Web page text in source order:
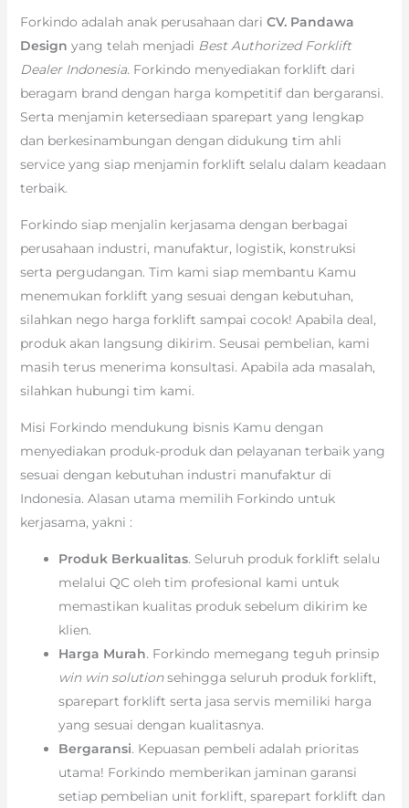
Forkindo adalah anak perusahaan dari CV. Pandawa
Design yang telah menjadi Best Authorized Forklift
Dealer Indonesia. Forkindo menyediakan forklift dari
beragam brand dengan harga kompetitif dan bergaransi.
Serta menjamin ketersediaan sparepart yang lengkap
dan berkesinambungan dengan didukung tim ahli
service yang siap menjamin forklift selalu dalam keadaan
terbaik.
Forkindo siap menjalin kerjasama dengan berbagai
perusahaan industri, manufaktur, logistik, konstruksi
serta pergudangan. Tim kami siap membantu Kamu
menemukan forklift yang sesuai dengan kebutuhan,
silahkan nego harga forklift sampai cocok! Apabila deal,
produk akan langsung dikirim. Seusai pembelian, kami
masih terus menerima konsultasi. Apabila ada masalah,
silahkan hubungi tim kami.
Misi Forkindo mendukung bisnis Kamu dengan
menyediakan produk-produk dan pelayanan terbaik yang
sesuai dengan kebutuhan industri manufaktur di
Indonesia. Alasan utama memilih Forkindo untuk
kerjasama, yakni :
Produk Berkualitas. Seluruh produk forklift selalu
melalui QC oleh tim profesional kami untuk
memastikan kualitas produk sebelum dikirim ke
klien.
Harga Murah. Forkindo memegang teguh prinsip
win win solutionsehingga seluruh produk forklift,
sparepart forklift serta jasa servis memiliki harga
yang sesuai dengan kualitasnya.
Bergaransi. Kepuasan pembeli adalah prioritas
utama! Forkindo memberikan jaminan garansi
setiap pembelian unit forklift, sparepart forklift dan